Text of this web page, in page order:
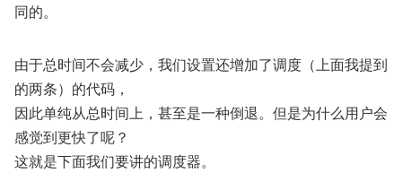
同的。
由于总时间不会减少，我们设置还增加了调度（上面我提到
的两条）的代码，
因此单纯从总时间上，甚至是一种倒退。但是为什么用户会
感觉到更快了呢？
这就是下面我们要讲的调度器。